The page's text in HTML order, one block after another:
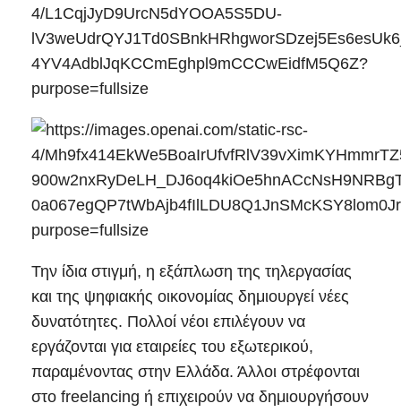
Την ίδια στιγμή, η εξάπλωση της τηλεργασίας
και της ψηφιακής οικονομίας δημιουργεί νέες
δυνατότητες. Πολλοί νέοι επιλέγουν να
εργάζονται για εταιρείες του εξωτερικού,
παραμένοντας στην Ελλάδα. Άλλοι στρέφονται
στο freelancing ή επιχειρούν να δημιουργήσουν